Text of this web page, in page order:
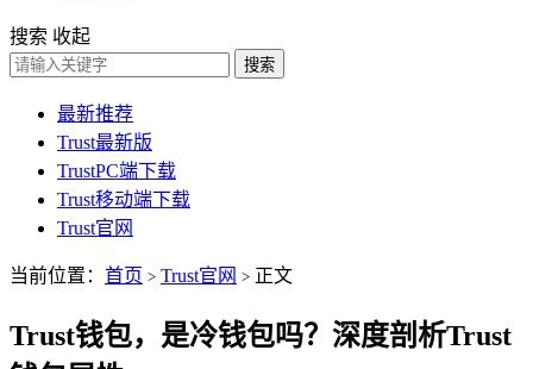
搜索 收起
搜索
最新推荐
Trust最新版
TrustPC端下载
Trust移动端下载
Trust官网
当前位置： 首页 > Trust官网 > 正文
Trust钱包，是冷钱包吗？深度剖析Trust